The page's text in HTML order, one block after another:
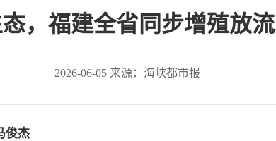
，福建全省同步增殖放
2026-06-05 来源：海峡都市报
俊杰